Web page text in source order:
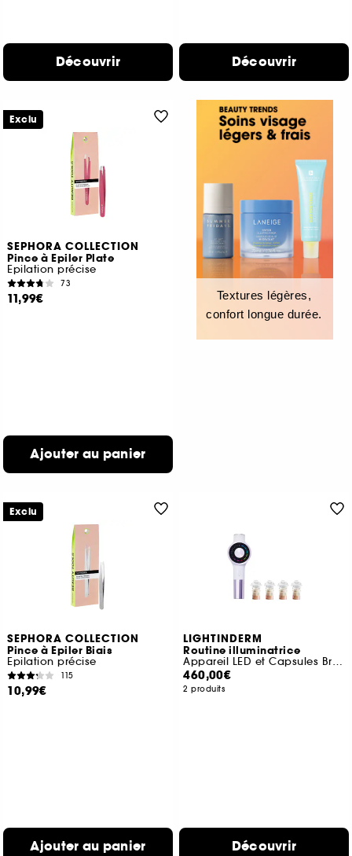
Découvrir Découvrir
SEPHORA COLLECTION
Pince à Epiler Plate
Epilation précise
73
11,99€
Ajouter au panier
Exclu
Textures légères,
confort longue durée.
SEPHORA COLLECTION
Pince à Epiler Biais
Epilation précise
115
10,99€
Ajouter au panier
Exclu
LIGHTINDERM
Routine illuminatrice
Appareil LED et Capsules Brightening
460,00€
2 produits
Découvrir